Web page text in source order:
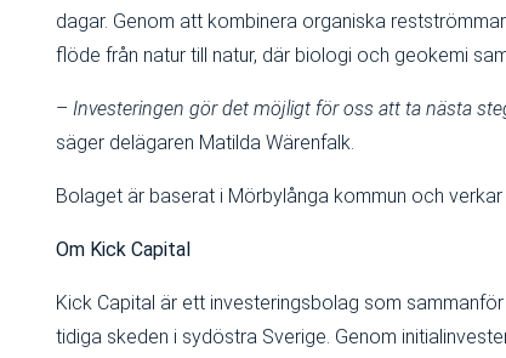
dagar. Genom att kombinera organiska
flöde från natur till natur, där biologi och geokemi
–Investeringen gör det möjligt för oss att ta nästa
säger delägaren Matilda Wärenfalk.
Bolaget är baserat i Mörbylånga kommun och
Om Kick Capital
Kick Capital är ett investeringsbolag som
tidiga skeden i sydöstra Sverige. Genom